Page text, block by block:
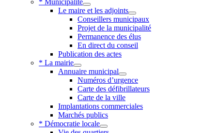
* Municipalité
Le maire et les adjoints
Conseillers municipaux
Projet de la municipalité
Permanence des élus
En direct du conseil
Publication des actes
* La mairie
Annuaire municipal
Numéros d’urgence
Carte des défibrillateurs
Carte de la ville
Implantations commerciales
Marchés publics
* Démocratie locale